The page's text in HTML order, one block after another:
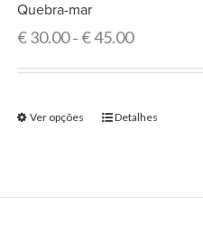
Quebra-mar
€30.00–€45.00
Ver opções Detalhes